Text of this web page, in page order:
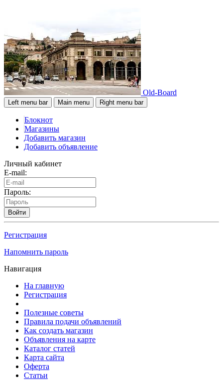
Old-Board
Left menu bar Main menu Right menu bar
Блокнот
Магазины
Добавить магазин
Добавить объявление
Личный кабинет
E-mail:
Пароль:
Войти
Регистрация
Напомнить пароль
Навигация
На главную
Регистрация
Полезные советы
Правила подачи объявлений
Как создать магазин
Объявления на карте
Каталог статей
Карта сайта
Оферта
Статьи